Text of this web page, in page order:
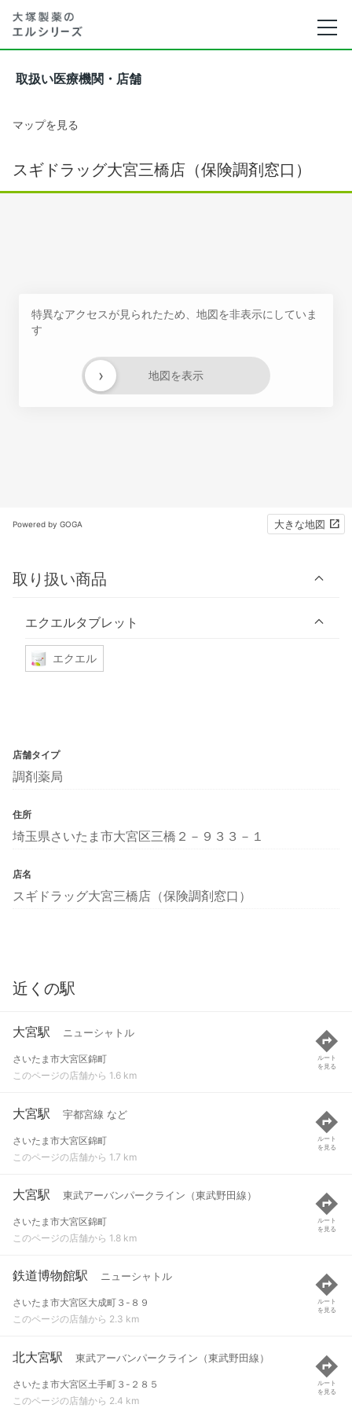
取扱い医療機関・店舗
マップを見る
スギドラッグ大宮三橋店（保険調剤窓口）
特異なアクセスが見られたため、地図を非表示にしていま
す
地図を表示
›
Powered by GOGA 大きな地図
取り扱い商品
エクエルタブレット
エクエル
店舗タイプ
調剤薬局
住所
埼玉県さいたま市大宮区三橋２－９３３－１
店名
スギドラッグ大宮三橋店（保険調剤窓口）
近くの駅
大宮駅 ニューシャトル
さいたま市大宮区錦町
このページの店舗から 1.6 km
ルート
を見る
大宮駅 宇都宮線 など
さいたま市大宮区錦町
このページの店舗から 1.7 km
ルート
を見る
大宮駅 東武アーバンパークライン（東武野田線）
さいたま市大宮区錦町
このページの店舗から 1.8 km
ルート
を見る
鉄道博物館駅 ニューシャトル
さいたま市大宮区大成町３-８９
このページの店舗から 2.3 km
ルート
を見る
北大宮駅 東武アーバンパークライン（東武野田線）
さいたま市大宮区土手町３-２８５
このページの店舗から 2.4 km
ルート
を見る